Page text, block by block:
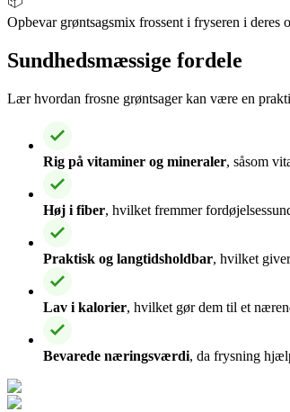
Opbevar grøntsagsmix frossent i fryseren i deres
Sundhedsmæssige fordele
Lær hvordan frosne grøntsager kan være en
Rig på vitaminer og mineraler, såsom
Høj i fiber, hvilket fremmer
Praktisk og langtidsholdbar, hvilket
Lav i kalorier, hvilket gør dem til et
Bevarede næringsværdi, da frysning